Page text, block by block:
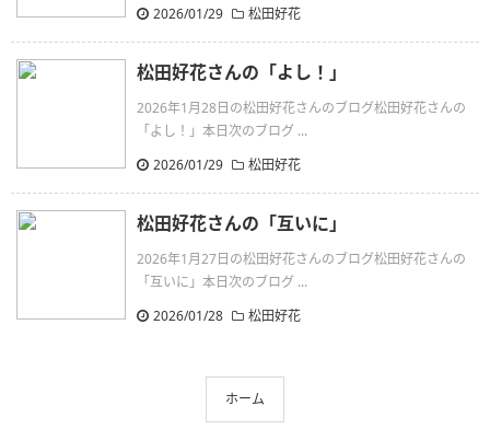
2026/01/29
松田好花
松田好花さんの「よし！」
2026年1月28日の松田好花さんのブログ松田好花さんの
「よし！」本日次のブログ ...
2026/01/29
松田好花
松田好花さんの「互いに」
2026年1月27日の松田好花さんのブログ松田好花さんの
「互いに」本日次のブログ ...
2026/01/28
松田好花
ホーム